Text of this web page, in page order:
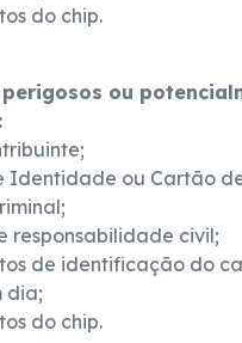
do chip.
perigosos ou
Identidade ou Cartão
responsabilidade civil;
de identificação do
dia;
do chip.